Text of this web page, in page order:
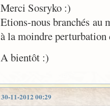
Merci Sosryko :)
Etions-nous branchés au
à la moindre perturbation
A bientôt :)
30-11-2012 00:29